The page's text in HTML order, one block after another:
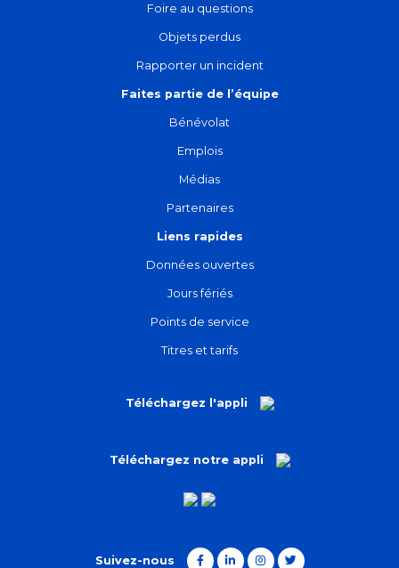
Foire au questions
Objets perdus
Rapporter un incident
Faites partie de l’équipe
Bénévolat
Emplois
Médias
Partenaires
Liens rapides
Données ouvertes
Jours fériés
Points de service
Titres et tarifs
Téléchargez l'appli
Téléchargez notre appli
Suivez-nous